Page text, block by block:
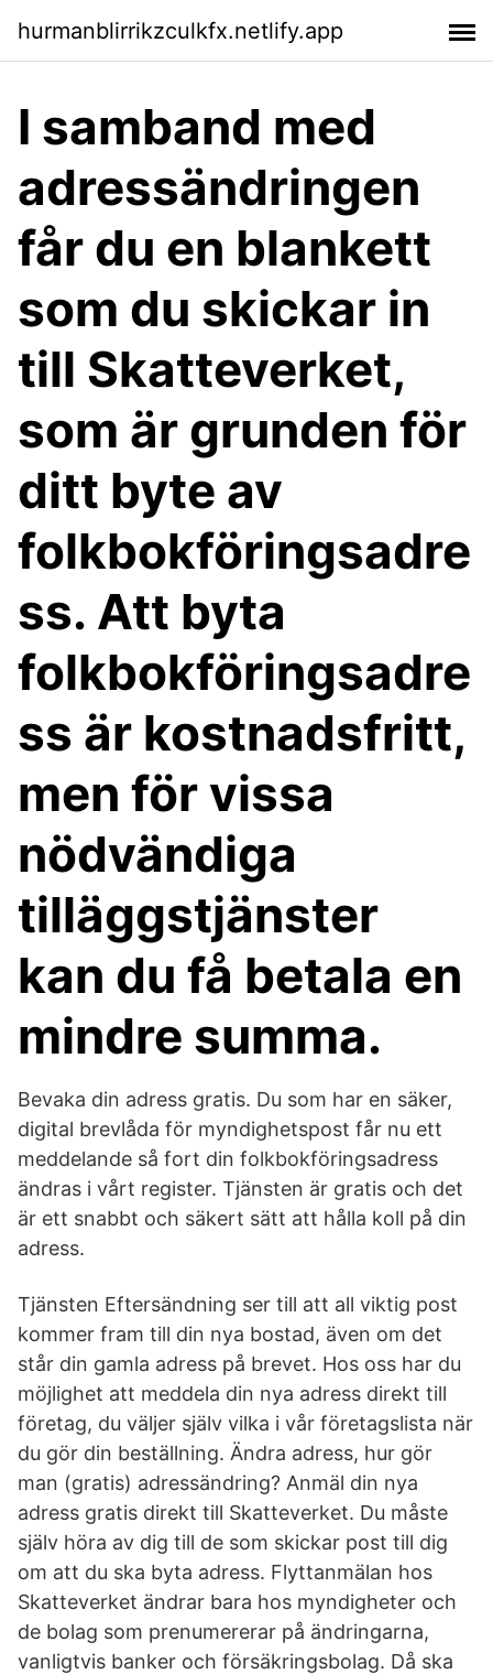
hurmanblirrikzculkfx.netlify.app
I samband med
adressändringen
får du en blankett
som du skickar in
till Skatteverket,
som är grunden för
ditt byte av
folkbokföringsadre
ss. Att byta
folkbokföringsadre
ss är kostnadsfritt,
men för vissa
nödvändiga
tilläggstjänster
kan du få betala en
mindre summa.
Bevaka din adress gratis. Du som har en säker,
digital brevlåda för myndighetspost får nu ett
meddelande så fort din folkbokföringsadress
ändras i vårt register. Tjänsten är gratis och det
är ett snabbt och säkert sätt att hålla koll på din
adress.
Tjänsten Eftersändning ser till att all viktig post
kommer fram till din nya bostad, även om det
står din gamla adress på brevet. Hos oss har du
möjlighet att meddela din nya adress direkt till
företag, du väljer själv vilka i vår företagslista när
du gör din beställning. Ändra adress, hur gör
man (gratis) adressändring? Anmäl din nya
adress gratis direkt till Skatteverket. Du måste
själv höra av dig till de som skickar post till dig
om att du ska byta adress. Flyttanmälan hos
Skatteverket ändrar bara hos myndigheter och
de bolag som prenumererar på ändringarna,
vanligtvis banker och försäkringsbolag. Då ska